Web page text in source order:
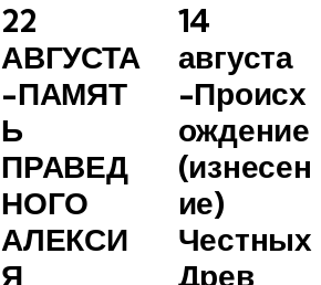
22
АВГУСТА
-ПАМЯТ
Ь
ПРАВЕД
НОГО
АЛЕКСИ
Я
14
августа
-Происх
ождение
(изнесен
ие)
Честных
Древ